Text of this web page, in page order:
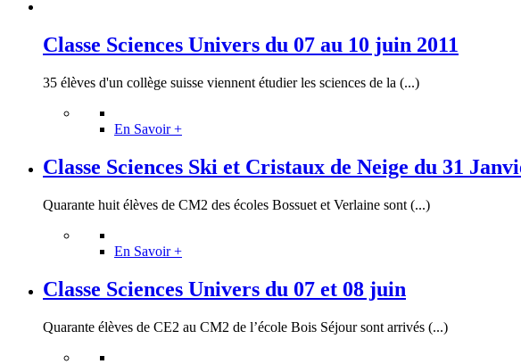
Classe Sciences Univers du 07 au 10 juin 2011
35 élèves d'un collège suisse viennent étudier les sciences de la (...)
En Savoir +
Classe Sciences Ski et Cristaux de Neige du 31
Quarante huit élèves de CM2 des écoles Bossuet et Verlaine sont (...)
En Savoir +
Classe Sciences Univers du 07 et 08 juin
Quarante élèves de CE2 au CM2 de l’école Bois Séjour sont arrivés (...)